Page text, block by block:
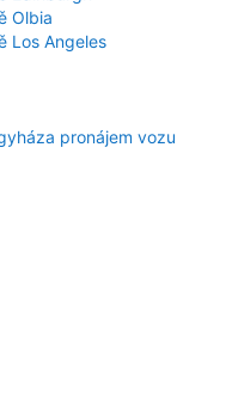
Olbia
Los Angeles
pronájem vozu